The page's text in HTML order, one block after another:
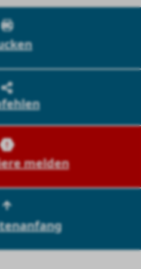
melden